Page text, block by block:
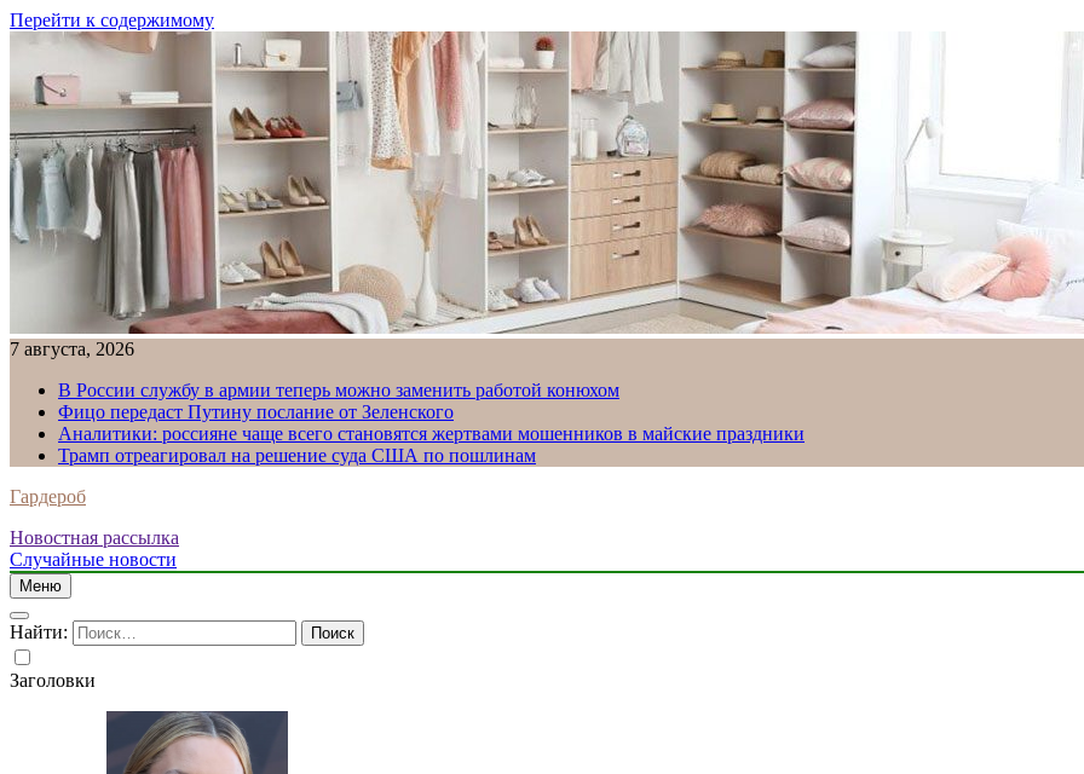
Перейти к содержимому
7 августа, 2026
В России службу в армии теперь можно заменить работой конюхом
Фицо передаст Путину послание от Зеленского
Аналитики: россияне чаще всего становятся жертвами мошенников в майские праздники
Трамп отреагировал на решение суда США по пошлинам
Гардероб
Новостная рассылка
Случайные новости
Меню
Найти:
Заголовки